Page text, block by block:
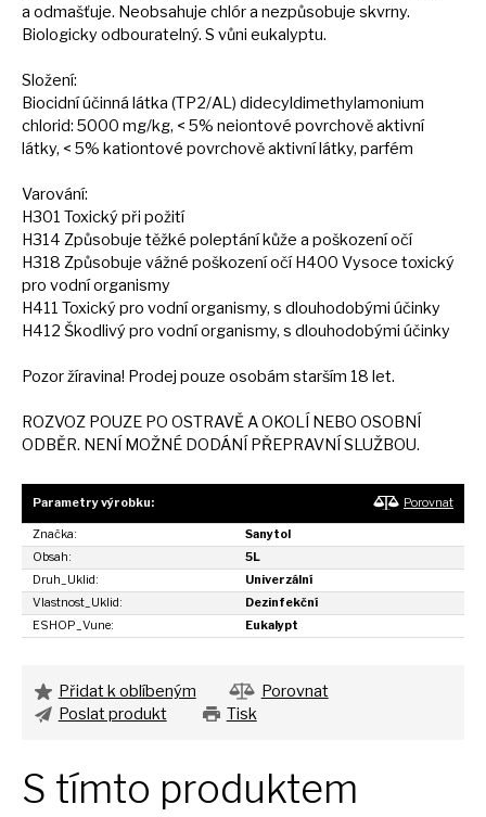
a odmašťuje. Neobsahuje chlóra nezpůsobuje skvrny.
Biologicky odbouratelný. S vůni eukalyptu.
Složení:
Biocidní účinná látka (TP2/AL) didecyldimethylamonium
chlorid: 5000 mg/kg, < 5% neiontové povrchově aktivní
látky, < 5% kationtové povrchově aktivní látky, parfém
Varování:
H301 Toxický při požití
H314 Způsobuje těžké poleptání kůže a poškození očí
H318 Způsobuje vážné poškození očí H400 Vysoce toxický
pro vodní organismy
H411 Toxický pro vodní organismy, s dlouhodobými účinky
H412 Škodlivý pro vodní organismy, s dlouhodobými účinky
Pozor žíravina! Prodej pouze osobám starším 18 let.
ROZVOZ POUZE PO OSTRAVĚAOKOLÍ NEBO OSOBNÍ
ODBĚR. NENÍ MOŽNÉ DODÁNÍ PŘEPRAVNÍ SLUŽBOU.
Parametry výrobku: Porovnat
Značka:
Sanytol
Obsah:
5L
Druh_Uklid:
Univerzální
Vlastnost_Uklid:
Dezinfekční
ESHOP_Vune:
Eukalypt
Přidat k oblíbeným
Porovnat
Poslat produkt
Tisk
S tímto produktem